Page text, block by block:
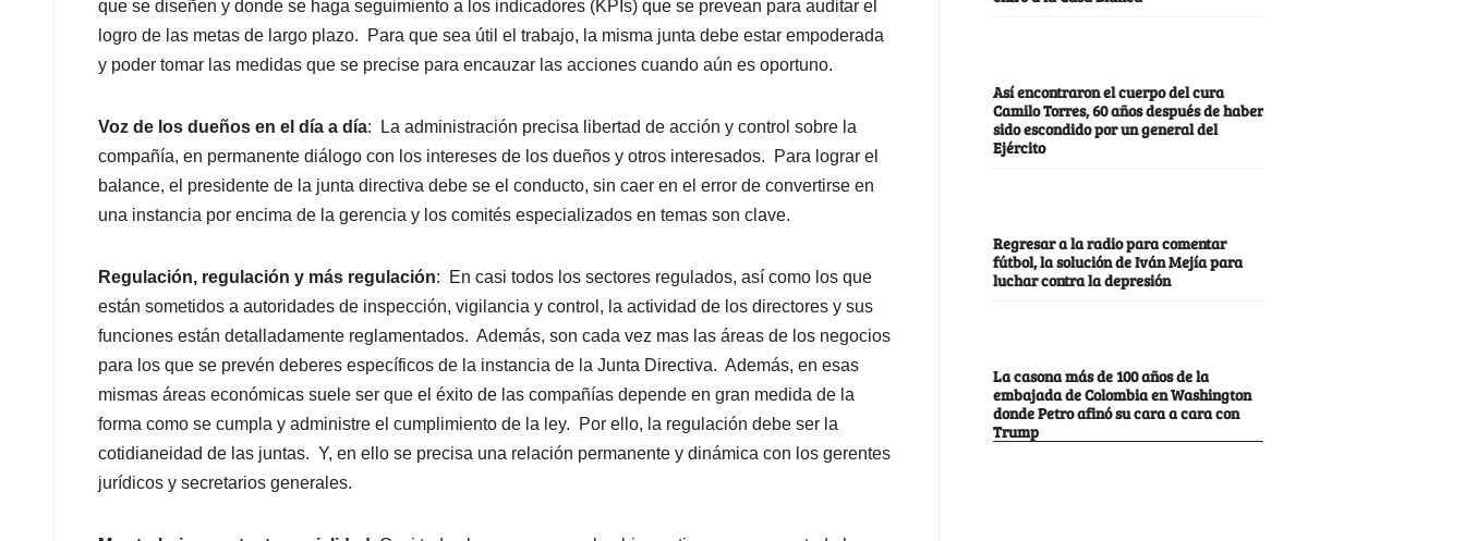
que se diseñen y donde se haga seguimiento a los indicadores (KPIs) que se prevean para auditar el
logro de las metas de largo plazo. Para que sea útil el trabajo, la misma junta debe estar empoderada
y poder tomar las medidas que se precise para encauzar las acciones cuando aún es oportuno.
Voz de los dueños en el día a día: La administración precisa libertad de acción y control sobre la
compañía, en permanente diálogo con los intereses de los dueños y otros interesados. Para lograr el
balance, el presidente de la junta directiva debe se el conducto, sin caer en el error de convertirse en
una instancia por encima de la gerencia y los comités especializados en temas son clave.
Regulación, regulación y más regulación: En casi todos los sectores regulados, así como los que
están sometidos a autoridades de inspección, vigilancia y control, la actividad de los directores y sus
funciones están detalladamente reglamentados. Además, son cada vez mas las áreas de los negocios
para los que se prevén deberes específicos de la instancia de la Junta Directiva. Además, en esas
mismas áreas económicas suele ser que el éxito de las compañías depende en gran medida de la
forma como se cumpla y administre el cumplimiento de la ley. Por ello, la regulación debe ser la
cotidianeidad de las juntas. Y, en ello se precisa una relación permanente y dinámica con los gerentes
jurídicos y secretarios generales.
Así encontraron el cuerpo del cura
Camilo Torres, 60 años después de haber
sido escondido por un general del
Ejército
Regresar a la radio para comentar
fútbol, la solución de Iván Mejía para
luchar contra la depresión
La casona más de 100 años de la
embajada de Colombia en Washington
donde Petro afinó su cara a cara con
Trump